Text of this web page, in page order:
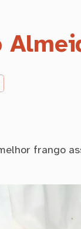
frango